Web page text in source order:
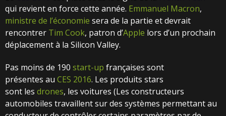
qui revient en force cette année. Emmanuel Macron,
ministre de l’économie sera de la partie et devrait
rencontrer Tim Cook, patron d’Apple lors d’un prochain
déplacement à la Silicon Valley.
Pas moins de 190 start-up françaises sont
présentes au CES 2016. Les produits stars
sont les drones, les voitures (Les constructeurs
automobiles travaillent sur des systèmes permettant au